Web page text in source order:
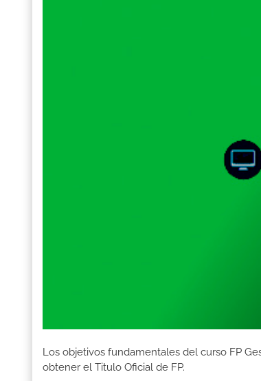
Los objetivos fundamentales del curso FP
obtener el Titulo Oficial de FP.